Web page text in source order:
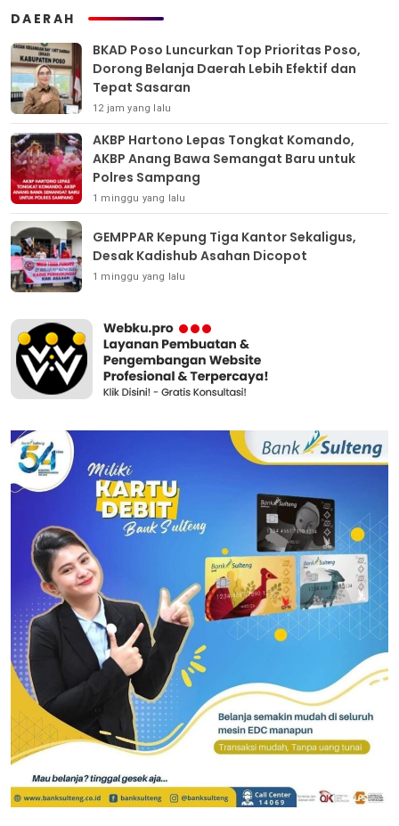
DAERAH
BKAD Poso Luncurkan Top Prioritas Poso,
Dorong Belanja Daerah Lebih Efektif dan
Tepat Sasaran
12 jam yang lalu
AKBP Hartono Lepas Tongkat Komando,
AKBP Anang Bawa Semangat Baru untuk
Polres Sampang
1 minggu yang lalu
GEMPPAR Kepung Tiga Kantor Sekaligus,
Desak Kadishub Asahan Dicopot
1 minggu yang lalu